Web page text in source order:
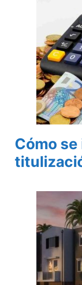
Cómo